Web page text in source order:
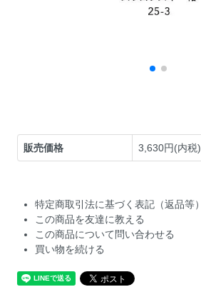
販売価格 3,630円(内税)
特定商取引法に基づく表記（返品等）
この商品を友達に教える
この商品について問い合わせる
買い物を続ける